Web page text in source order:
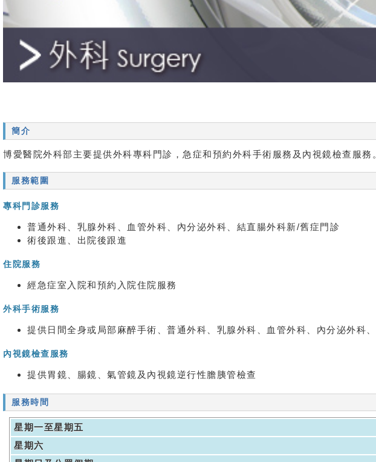
簡介
博愛醫院外科部主要提供外科專科門診，急症和預約外科手術服務及內視鏡檢查服
服務範圍
專科門診服務
普通外科、乳腺外科、血管外科、內分泌外科、結直腸外科新/舊症門診
術後跟進、出院後跟進
住院服務
經急症室入院和預約入院住院服務
外科手術服務
提供日間全身或局部麻醉手術、普通外科、乳腺外科、血管外科、內分泌外科
內視鏡檢查服務
提供胃鏡、腸鏡、氣管鏡及內視鏡逆行性膽胰管檢查
服務時間
星期一至星期五
星期六